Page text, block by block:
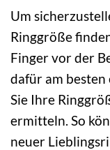
Um
Ringgröße
Finger vor der
dafür am besten
Sie Ihre
ermitteln. So
neuer